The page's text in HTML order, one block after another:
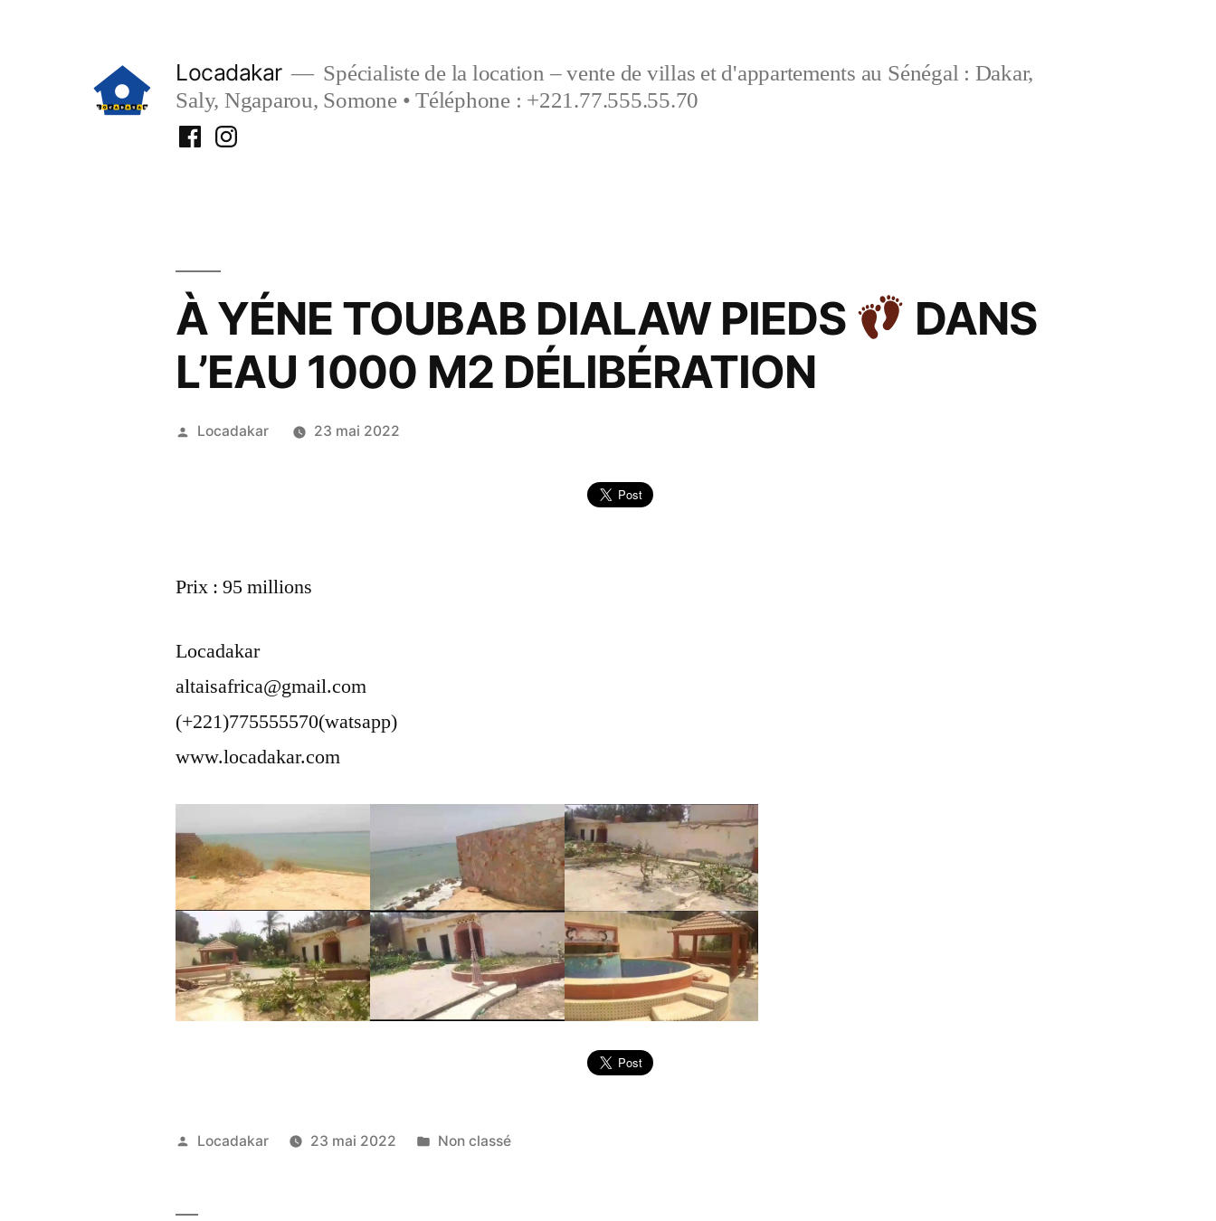
Locadakar
Spécialiste de la location – vente de villas et d'appartements au Sénégal : Dakar,
Saly, Ngaparou, Somone • Téléphone : +221.77.555.55.70
FacebookInstagram
À YÉNE TOUBAB DIALAW PIEDS
DANS
L’EAU 1000 M2 DÉLIBÉRATION
Publié
Locadakar 23 mai 2022
Prix : 95 millions
Locadakar
altaisafrica@gmail.com
(+221)775555570(watsapp)
www.locadakar.com
Publié
Locadakar 23 mai 2022
Publié
Non classé